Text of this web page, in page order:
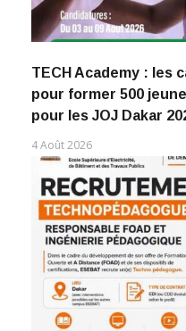
TECH Academy : les
pour former 500
pour les JOJ Dakar
4 Août 2026